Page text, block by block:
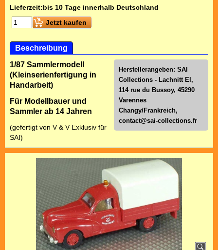
Lieferzeit:bis 10 Tage innerhalb Deutschland
Jetzt kaufen
Beschreibung
Herstellerangeben: SAI
Collections - Lachnitt El,
114 rue du Bussoy, 45290
Varennes
Changy/Frankreich,
contact@sai-collections.fr
1/87 Sammlermodell
(Kleinserienfertigung in
Handarbeit)
Für Modellbauer und
Sammler ab 14 Jahren
(gefertigt von V & V Exklusiv für
SAI)